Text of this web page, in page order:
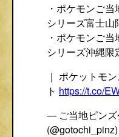
・ポケモンご
シリーズ富士山
・ポケモンご
シリーズ沖縄限
｜ ポケットモ
ト https://t.co/
— ご当地ピンズ
(@gotochi_pinz)